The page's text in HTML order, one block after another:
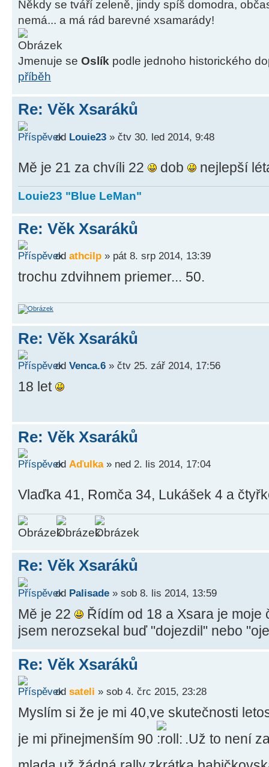
Někdy se tváří zeleně, jindy spíš domodra,
nemá... a má rád barevné xsamarády!
Jmenuje se Oslík podle jednoho historického
příběh
Re: Věk Xsaráků
od Louie23 » čtv 30. led 2014, 9:48
Mě je 21 za chvíli 22 dob nejlepší
Louie23 "Blue LeMan"
Re: Věk Xsaráků
od athcilp » pát 8. srp 2014, 13:39
trochu zdvihnem priemer... 50.
Re: Věk Xsaráků
od Venca.6 » čtv 25. zář 2014, 17:56
18 let
Re: Věk Xsaráků
od Aďulka» ned 2. lis 2014, 17:04
Vlaďka 41, Romča 34, Lukášek 4 a
Re: Věk Xsaráků
od Palisade » sob 8. lis 2014, 13:59
Mě je 22
Řídím od 18 a Xsara je
jsem nerozsekal buď "dojezdil" nebo
Re: Věk Xsaráků
od sateli » sob 4. črc 2015, 23:28
Myslím si že je mi 40,ve skutečnosti
je mi přinejmenším 90
.Už to není